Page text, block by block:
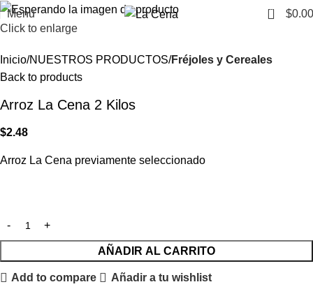
Menu 0 $0.00
Click to enlarge
Inicio NUESTROS PRODUCTOS Fréjoles y Cereales
Back to products
Arroz La Cena 2 Kilos
$2.48
Arroz La Cena previamente seleccionado
AÑADIR AL CARRITO
Add to compare Añadir a tu wishlist